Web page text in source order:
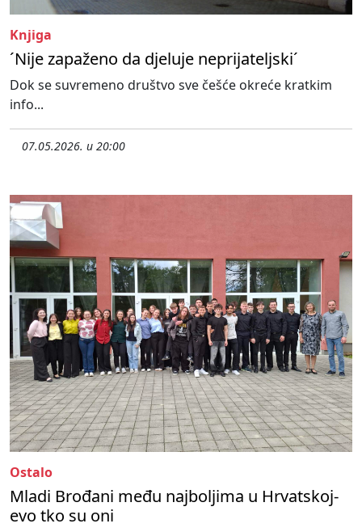
Knjiga
´Nije zapaženo da djeluje neprijateljski´
Dok se suvremeno društvo sve češće okreće kratkim
info...
07.05.2026. u 20:00
Ostalo
Mladi Brođani među najboljima u Hrvatskoj-
evo tko su oni